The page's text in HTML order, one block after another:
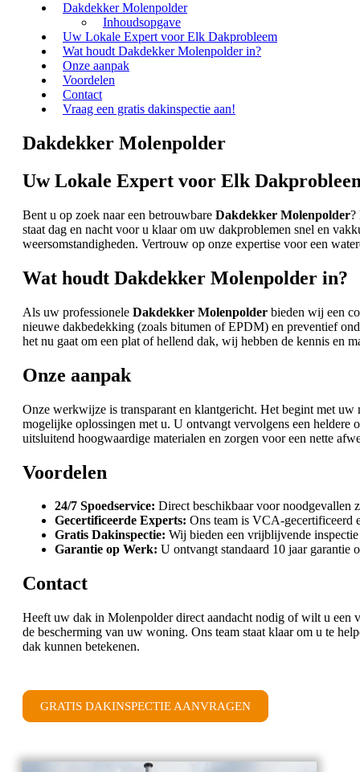
Dakdekker Molenpolder
Inhoudsopgave
Uw Lokale Expert voor Elk Dakprobleem
Wat houdt Dakdekker Molenpolder in?
Onze aanpak
Voordelen
Contact
Vraag een gratis dakinspectie aan!
Dakdekker Molenpolder
Uw Lokale Expert voor Elk
Bent u op zoek naar een betrouwbare Dakdekker Molenpolder?
staat dag en nacht voor u klaar om uw dakproblemen snel en
weersomstandigheden. Vertrouw op onze expertise voor een
Wat houdt Dakdekker Molenpolder in?
Als uw professionele Dakdekker Molenpolder bieden wij een
nieuwe dakbedekking (zoals bitumen of EPDM) en preventief
het nu gaat om een plat of hellend dak, wij hebben de kennis en
Onze aanpak
Onze werkwijze is transparant en klantgericht. Het begint met
mogelijke oplossingen met u. U ontvangt vervolgens een
uitsluitend hoogwaardige materialen en zorgen voor een nette
Voordelen
24/7 Spoedservice: Direct beschikbaar voor noodgevallen
Gecertificeerde Experts: Ons team is VCA-gecertificeerd
Gratis Dakinspectie: Wij bieden een vrijblijvende
Garantie op Werk: U ontvangt standaard 10 jaar garantie
Contact
Heeft uw dak in Molenpolder direct aandacht nodig of wilt u een
de bescherming van uw woning. Ons team staat klaar om u te
dak kunnen betekenen.
GRATIS DAKINSPECTIE AANVRAGEN